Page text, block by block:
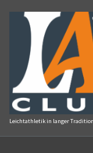
Inhalt
springen
Leichtathletik in langer